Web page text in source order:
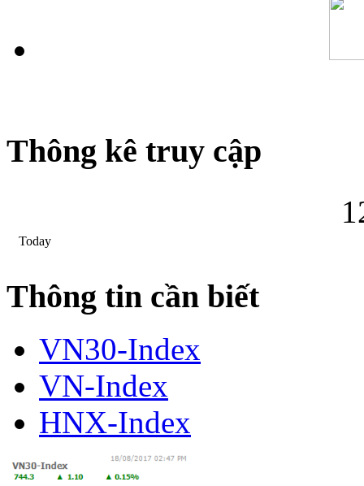
Thông kê truy cập
1
Today
Thông tin cần biết
VN30-Index
VN-Index
HNX-Index